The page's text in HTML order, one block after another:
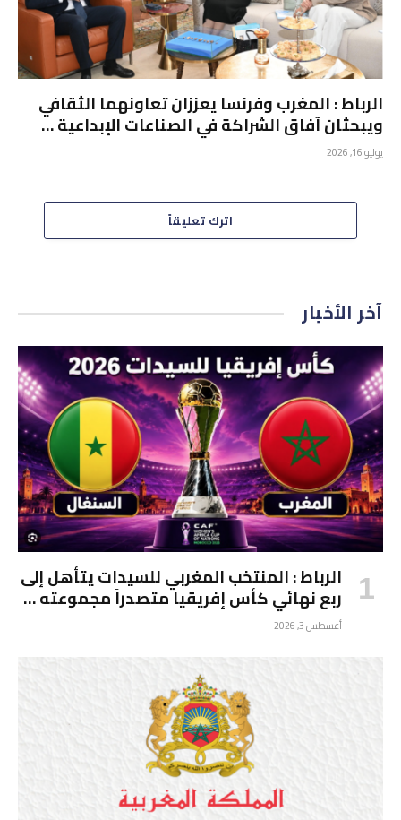
الرباط : المغرب وفرنسا يعززان تعاونهما الثقافي
ويبحثان آفاق الشراكة في الصناعات الإبداعية …
يوليو 16, 2026
اترك تعليقاً
آخر الأخبار
الرباط : المنتخب المغربي للسيدات يتأهل إلى
ربع نهائي كأس إفريقيا متصدراً مجموعته …
أغسطس 3, 2026